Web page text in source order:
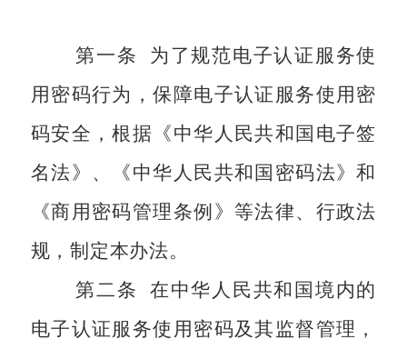
第一条
为了规范电子认证服务使
用密码行为，保障电子认证服务使用密
码安全，根据《中华人民共和国电子签
名法》、《中华人民共和国密码法》和
《商用密码管理条例》等法律、行政法
规，制定本办法。
第二条
在中华人民共和国境内的
电子认证服务使用密码及其监督管理，